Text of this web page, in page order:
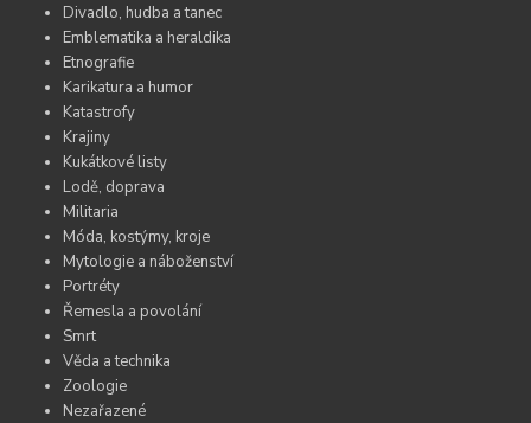
Divadlo, hudba a tanec
Emblematika a heraldika
Etnografie
Karikatura a humor
Katastrofy
Krajiny
Kukátkové listy
Lodě, doprava
Militaria
Móda, kostýmy, kroje
Mytologie a náboženství
Portréty
Řemesla a povolání
Smrt
Věda a technika
Zoologie
Nezařazené